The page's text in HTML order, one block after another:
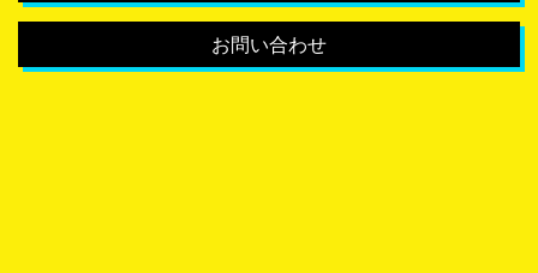
お問い合わせ